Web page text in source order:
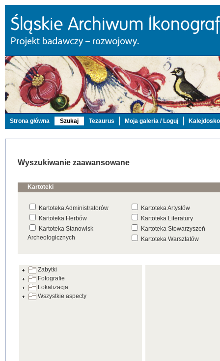
Strona główna Szukaj Tezaurus Moja galeria / Loguj
Wyszukiwanie zaawansowane
Kartoteki
Kartoteka Administratorów
Kartoteka Artystów
Kartoteka Herbów
Kartoteka Literatury
Kartoteka Stanowisk
Archeologicznych
Kartoteka Stowarzyszeń
Kartoteka Warsztatów
Zabytki
Fotografie
Lokalizacja
Wszystkie aspecty